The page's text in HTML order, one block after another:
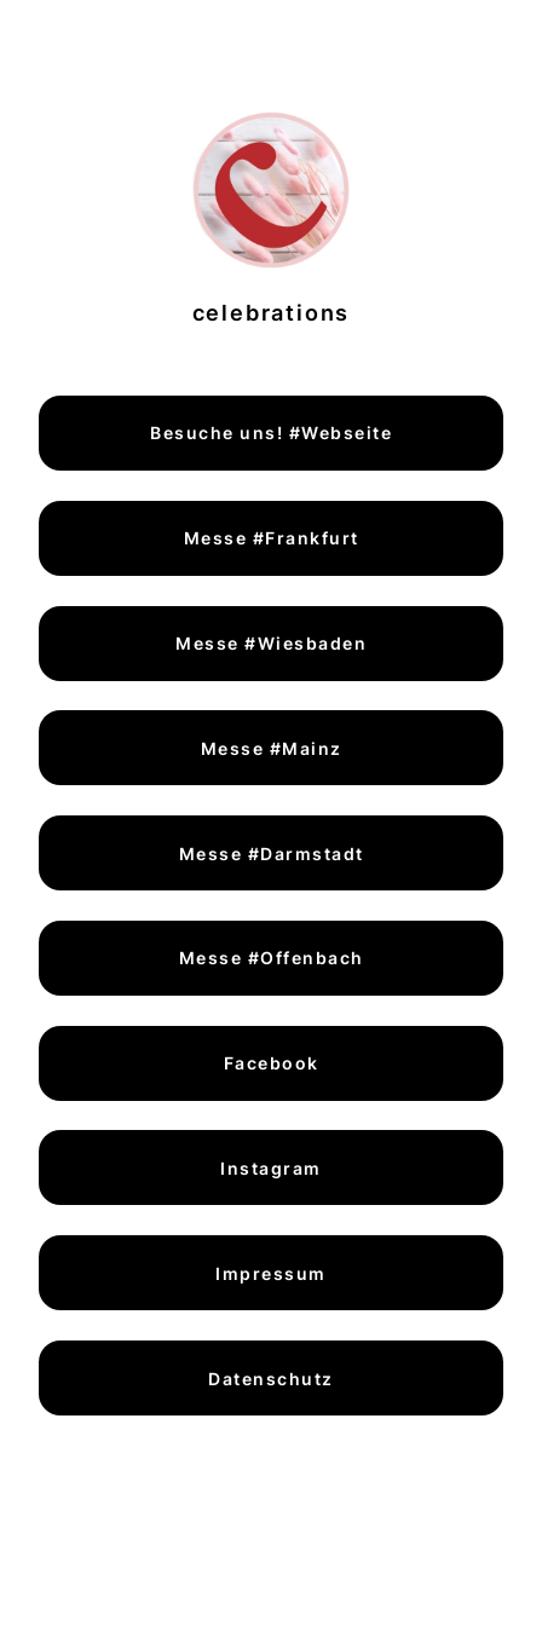
celebrations
Besuche uns! #Webseite
Messe #Frankfurt
Messe #Wiesbaden
Messe #Mainz
Messe #Darmstadt
Messe #Offenbach
Facebook
Instagram
Impressum
Datenschutz